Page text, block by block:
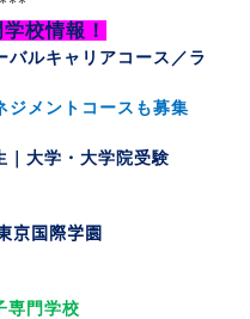
校情報！
ルキャリアコース／ラ
メントコースも募集
｜大学・大学院受験
京国際学園
専門学校